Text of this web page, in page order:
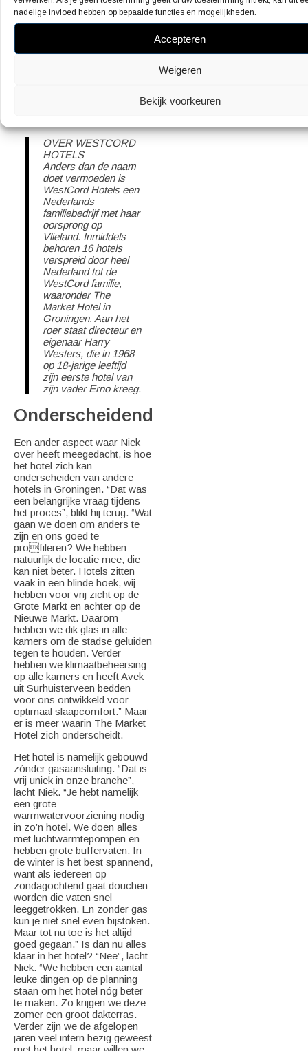
nadelige invloed hebben op bepaalde functies en mogelijkheden.
Accepteren
Weigeren
Bekijk voorkeuren
ander gerecht met aardappels
op de kaart staan.”
OVER WESTCORD
HOTELS
Anders dan de naam
doet vermoeden is
WestCord Hotels een
Nederlands
familiebedrijf met haar
oorsprong op
Vlieland. Inmiddels
behoren 16 hotels
verspreid door heel
Nederland tot de
WestCord familie,
waaronder The
Market Hotel in
Groningen. Aan het
roer staat directeur en
eigenaar Harry
Westers, die in 1968
op 18-jarige leeftijd
zijn eerste hotel van
zijn vader Erno kreeg.
Onderscheidend
Een ander aspect waar Niek
over heeft meegedacht, is hoe
het hotel zich kan
onderscheiden van andere
hotels in Groningen. “Dat was
een belangrijke vraag tijdens
het proces”, blikt hij terug. “Wat
gaan we doen om anders te
zijn en ons goed te
profileren? We hebben
natuurlijk de locatie mee, die
kan niet beter. Hotels zitten
vaak in een blinde hoek, wij
hebben voor vrij zicht op de
Grote Markt en achter op de
Nieuwe Markt. Daarom
hebben we dik glas in alle
kamers om de stadse geluiden
tegen te houden. Verder
hebben we klimaatbeheersing
op alle kamers en heeft Avek
uit Surhuisterveen bedden
voor ons ontwikkeld voor
optimaal slaapcomfort.” Maar
er is meer waarin The Market
Hotel zich onderscheidt.
Het hotel is namelijk gebouwd
zónder gasaansluiting. “Dat is
vrij uniek in onze branche”,
lacht Niek. “Je hebt namelijk
een grote
warmwatervoorziening nodig
in zo’n hotel. We doen alles
met luchtwarmtepompen en
hebben grote buffervaten. In
de winter is het best spannend,
want als iedereen op
zondagochtend gaat douchen
worden die vaten snel
leeggetrokken. En zonder gas
kun je niet snel even bijstoken.
Maar tot nu toe is het altijd
goed gegaan.” Is dan nu alles
klaar in het hotel? “Nee”, lacht
Niek. “We hebben een aantal
leuke dingen op de planning
staan om het hotel nóg beter
te maken. Zo krijgen we deze
zomer een groot dakterras.
Verder zijn we de afgelopen
jaren veel intern bezig geweest